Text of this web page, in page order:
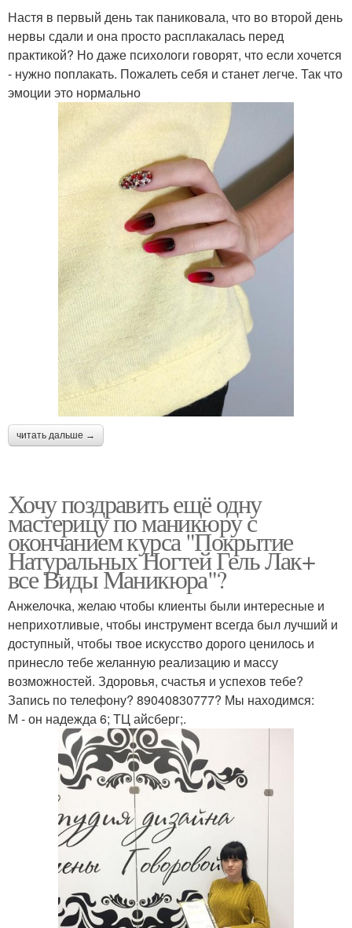
Настя в первый день так паниковала, что во второй день
нервы сдали и она просто расплакалась перед
практикой? Но даже психологи говорят, что если хочется
- нужно поплакать. Пожалеть себя и станет легче. Так что
эмоции это нормально
читать дальше →
Хочу поздравить ещё одну
мастерицу по маникюру с
окончанием курса "Покрытие
Натуральных Ногтей Гель Лак+
все Виды Маникюра"?
Анжелочка, желаю чтобы клиенты были интересные и
неприхотливые, чтобы инструмент всегда был лучший и
доступный, чтобы твое искусство дорого ценилось и
принесло тебе желанную реализацию и массу
возможностей. Здоровья, счастья и успехов тебе?
Запись по телефону? 89040830777? Мы находимся:
М - он надежда 6; ТЦ айсберг;.